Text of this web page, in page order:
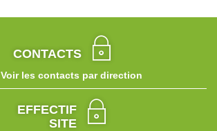
CONTACTS
Voir les contacts par direction
EFFECTIF
SITE